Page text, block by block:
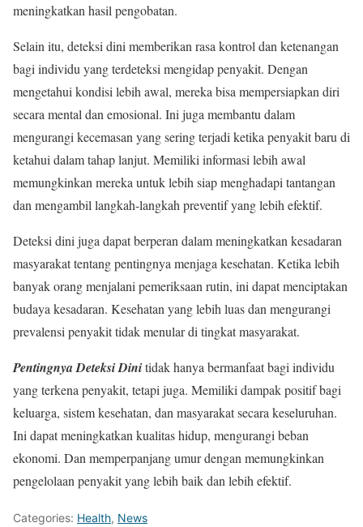
meningkatkan hasil pengobatan.
Selain itu, deteksi dini memberikan rasa kontrol dan ketenangan
bagi individu yang terdeteksi mengidap penyakit. Dengan
mengetahui kondisi lebih awal, mereka bisa mempersiapkan diri
secara mental dan emosional. Ini juga membantu dalam
mengurangi kecemasan yang sering terjadi ketika penyakit baru di
ketahui dalam tahap lanjut. Memiliki informasi lebih awal
memungkinkan mereka untuk lebih siap menghadapi tantangan
dan mengambil langkah-langkah preventif yang lebih efektif.
Deteksi dini juga dapat berperan dalam meningkatkan kesadaran
masyarakat tentang pentingnya menjaga kesehatan. Ketika lebih
banyak orang menjalani pemeriksaan rutin, ini dapat menciptakan
budaya kesadaran. Kesehatan yang lebih luas dan mengurangi
prevalensi penyakit tidak menular di tingkat masyarakat.
Pentingnya Deteksi Dinitidak hanya bermanfaat bagi individu
yang terkena penyakit, tetapi juga. Memiliki dampak positif bagi
keluarga, sistem kesehatan, dan masyarakat secara keseluruhan.
Ini dapat meningkatkan kualitas hidup, mengurangi beban
ekonomi. Dan memperpanjang umur dengan memungkinkan
pengelolaan penyakit yang lebih baik dan lebih efektif.
Categories: Health, News